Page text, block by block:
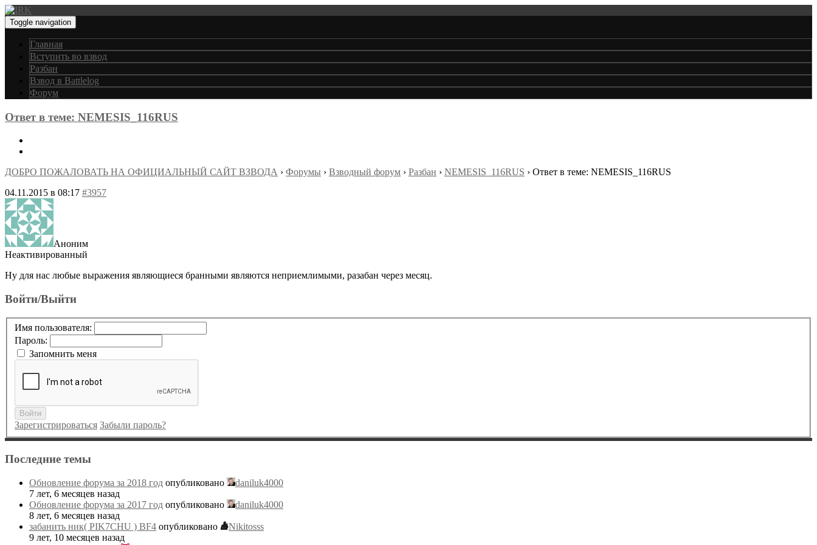
Toggle navigation
Главная
Вступить во взвод
Разбан
Взвод в Battlelog
Форум
Ответ в теме: NEMESIS_116RUS
ДОБРО ПОЖАЛОВАТЬ НА ОФИЦИАЛЬНЫЙ САЙТ ВЗВОДА › Форумы › Взводный форум › Разбан › NEMESIS_116RUS › Ответ в теме: NEMESIS_116RUS
04.11.2015 в 08:17 #3957
Аноним
Неактивированный
Ну для нас любые выражения являющиеся бранными являются неприемлимыми, разабан через месяц.
Войти/Выйти
Имя пользователя:
Пароль:
Запомнить меня
Войти
Зарегистрироваться Забыли пароль?
Последние темы
Обновление форума за 2018 год опубликовано
daniluk4000
7 лет, 6 месяцев назад
Обновление форума за 2017 год опубликовано
daniluk4000
8 лет, 6 месяцев назад
забанить ник( PIK7CHU ) BF4 опубликовано
Nikitosss
9 лет, 10 месяцев назад